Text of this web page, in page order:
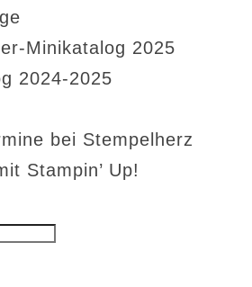
Minikatalog 2025
2024-2025
bei Stempelherz
Stampin’ Up!